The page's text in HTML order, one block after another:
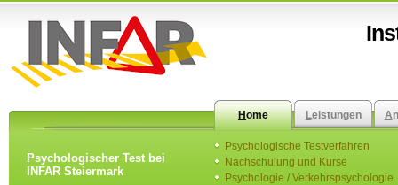
Home Leistungen A
Psychologischer Test bei
INFAR Steiermark
Psychologische Testverfahren
Nachschulung und Kurse
Psychologie / Verkehrspsychologie